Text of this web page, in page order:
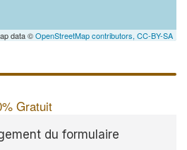
data ©OpenStreetMap contributors, CC-BY-SA
Gratuit
du formulaire